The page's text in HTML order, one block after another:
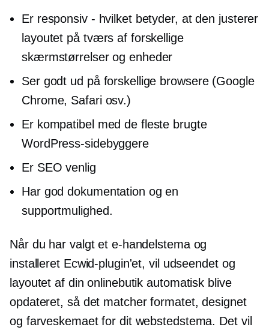
Er responsiv - hvilket betyder, at den justerer
layoutet på tværs af forskellige
skærmstørrelser og enheder
Ser godt ud på forskellige browsere (Google
Chrome, Safari osv.)
Er kompatibel med de fleste brugte
WordPress-sidebyggere
Er SEO venlig
Har god dokumentation og en
supportmulighed.
Når du har valgt et e-handelstema og
installeret Ecwid-plugin'et, vil udseendet og
layoutet af din onlinebutik automatisk blive
opdateret, så det matcher formatet, designet
og farveskemaet for dit webstedstema. Det vil